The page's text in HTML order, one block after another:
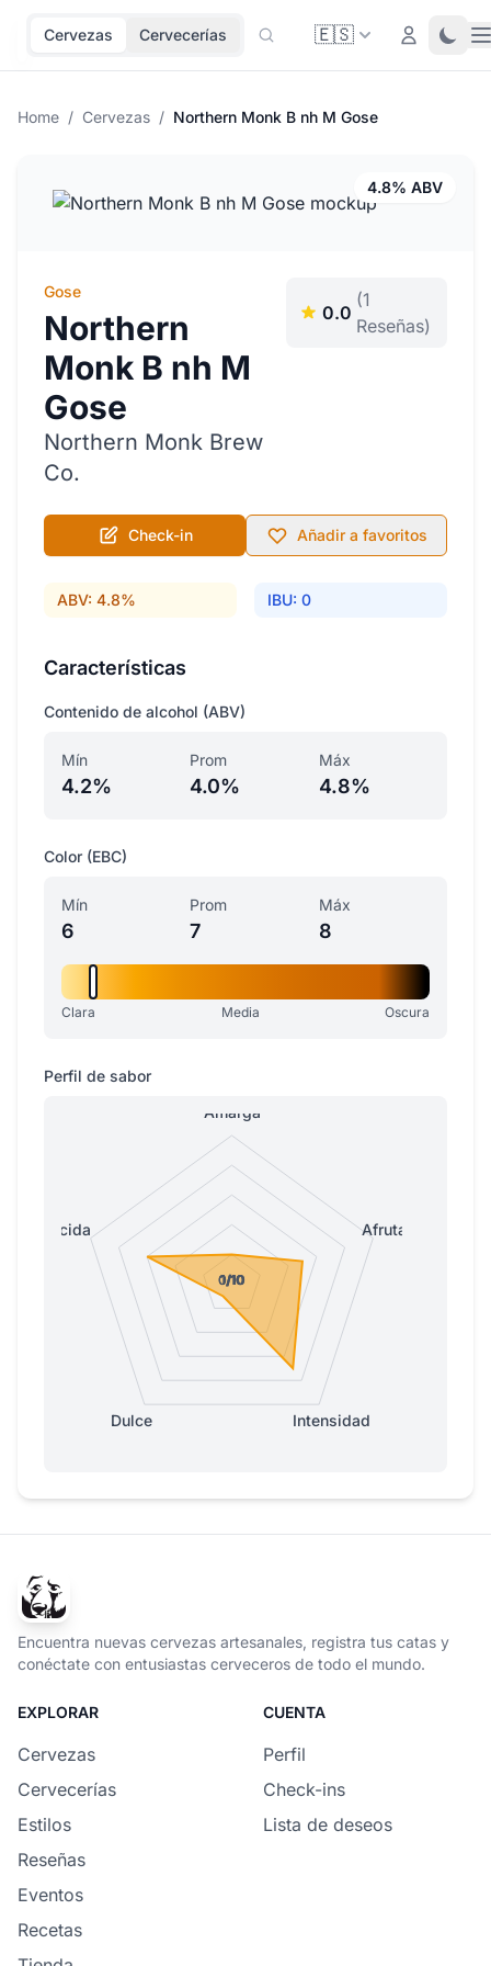
Cervezas Cervecerías 🇪🇸 Login
Home / Cervezas / Northern Monk B nh M Gose
4.8% ABV
Gose
Northern
Monk B nh M
Gose
Northern Monk Brew
Co.
0.0
(1
Reseñas)
Check-in Añadir a favoritos
ABV: 4.8% IBU: 0
Características
Contenido de alcohol (ABV)
Mín
4.2%
Prom
4.0%
Máx
4.8%
Color (EBC)
Mín
6
Prom
7
Máx
8
Clara Media Oscura
Perfil de sabor
Amarga
Afrutada
Intensidad
Dulce
Ácida
0/10
1/10
1/10
0/10
1/10
Encuentra nuevas cervezas artesanales, registra tus catas y
conéctate con entusiastas cerveceros de todo el mundo.
EXPLORAR
Cervezas
Cervecerías
Estilos
Reseñas
Eventos
Recetas
CUENTA
Perfil
Check-ins
Lista de deseos